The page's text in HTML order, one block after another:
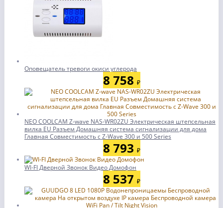
Оповещатель тревоги окиси углерода
8 758 ₽
NEO COOLCAM Z-wave NAS-WR02ZU Электрическая штепсельная
вилка EU Разъем Домашняя система сигнализации для дома
Главная Совместимость с Z-Wave 300 и 500 Series
8 793 ₽
WI-FI Дверной Звонок Видео Домофон
8 537 ₽